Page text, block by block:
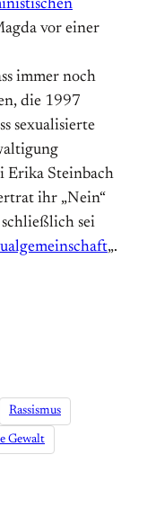
vor einer
immer noch
die 1997
sexualisierte
Erika Steinbach
ihr „Nein“
sei
„.
Rassismus
Gewalt